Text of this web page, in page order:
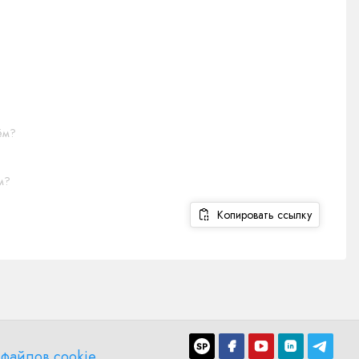
Копировать ссылку